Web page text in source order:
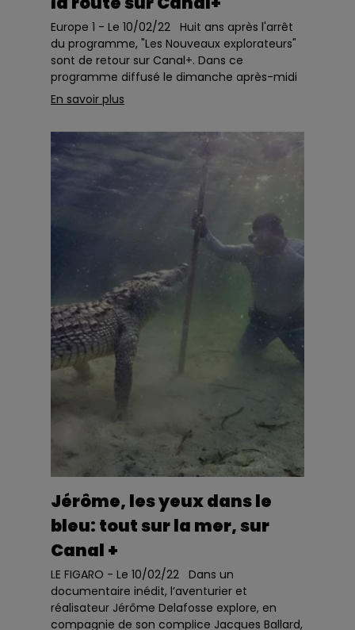
Europe 1 - Le 10/02/22 Huit ans après l'arrêt
du programme, "Les Nouveaux explorateurs"
sont de retour sur Canal+. Dans ce
programme diffusé le dimanche après-midi
entre 2007 et 2014, de jeunes partaient aux
quatre coins du mon...
En savoir plus
Jérôme, les yeux dans le
bleu: tout sur la mer, sur
Canal +
LE FIGARO - Le 10/02/22 Dans un
documentaire inédit, l’aventurier et
réalisateur Jérôme Delafosse explore, en
compagnie de son complice Jacques Ballard,